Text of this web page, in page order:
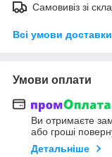
Самовивіз зі
Всі умови доставки
Умови оплати
Ви отримаєте
або гроші
Детальніше